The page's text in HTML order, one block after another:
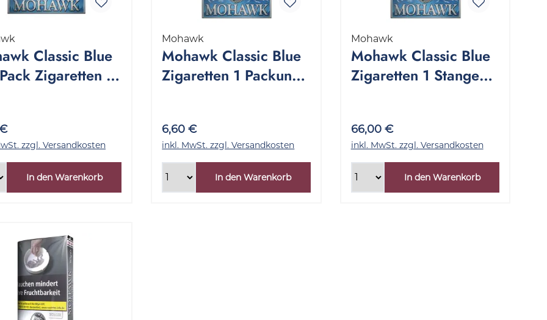
Classic Blue
Zigaretten 1
zzgl. Versandkosten
In den Warenkorb
Mohawk
Mohawk Classic Blue
Zigaretten 1 Packung
6,60 €
inkl. MwSt. zzgl. Versandkosten
In den Warenkorb
Mohawk
Mohawk Classic Blue
Zigaretten 1 Stange
66,00 €
inkl. MwSt. zzgl. Versandkosten
In den Warenkorb